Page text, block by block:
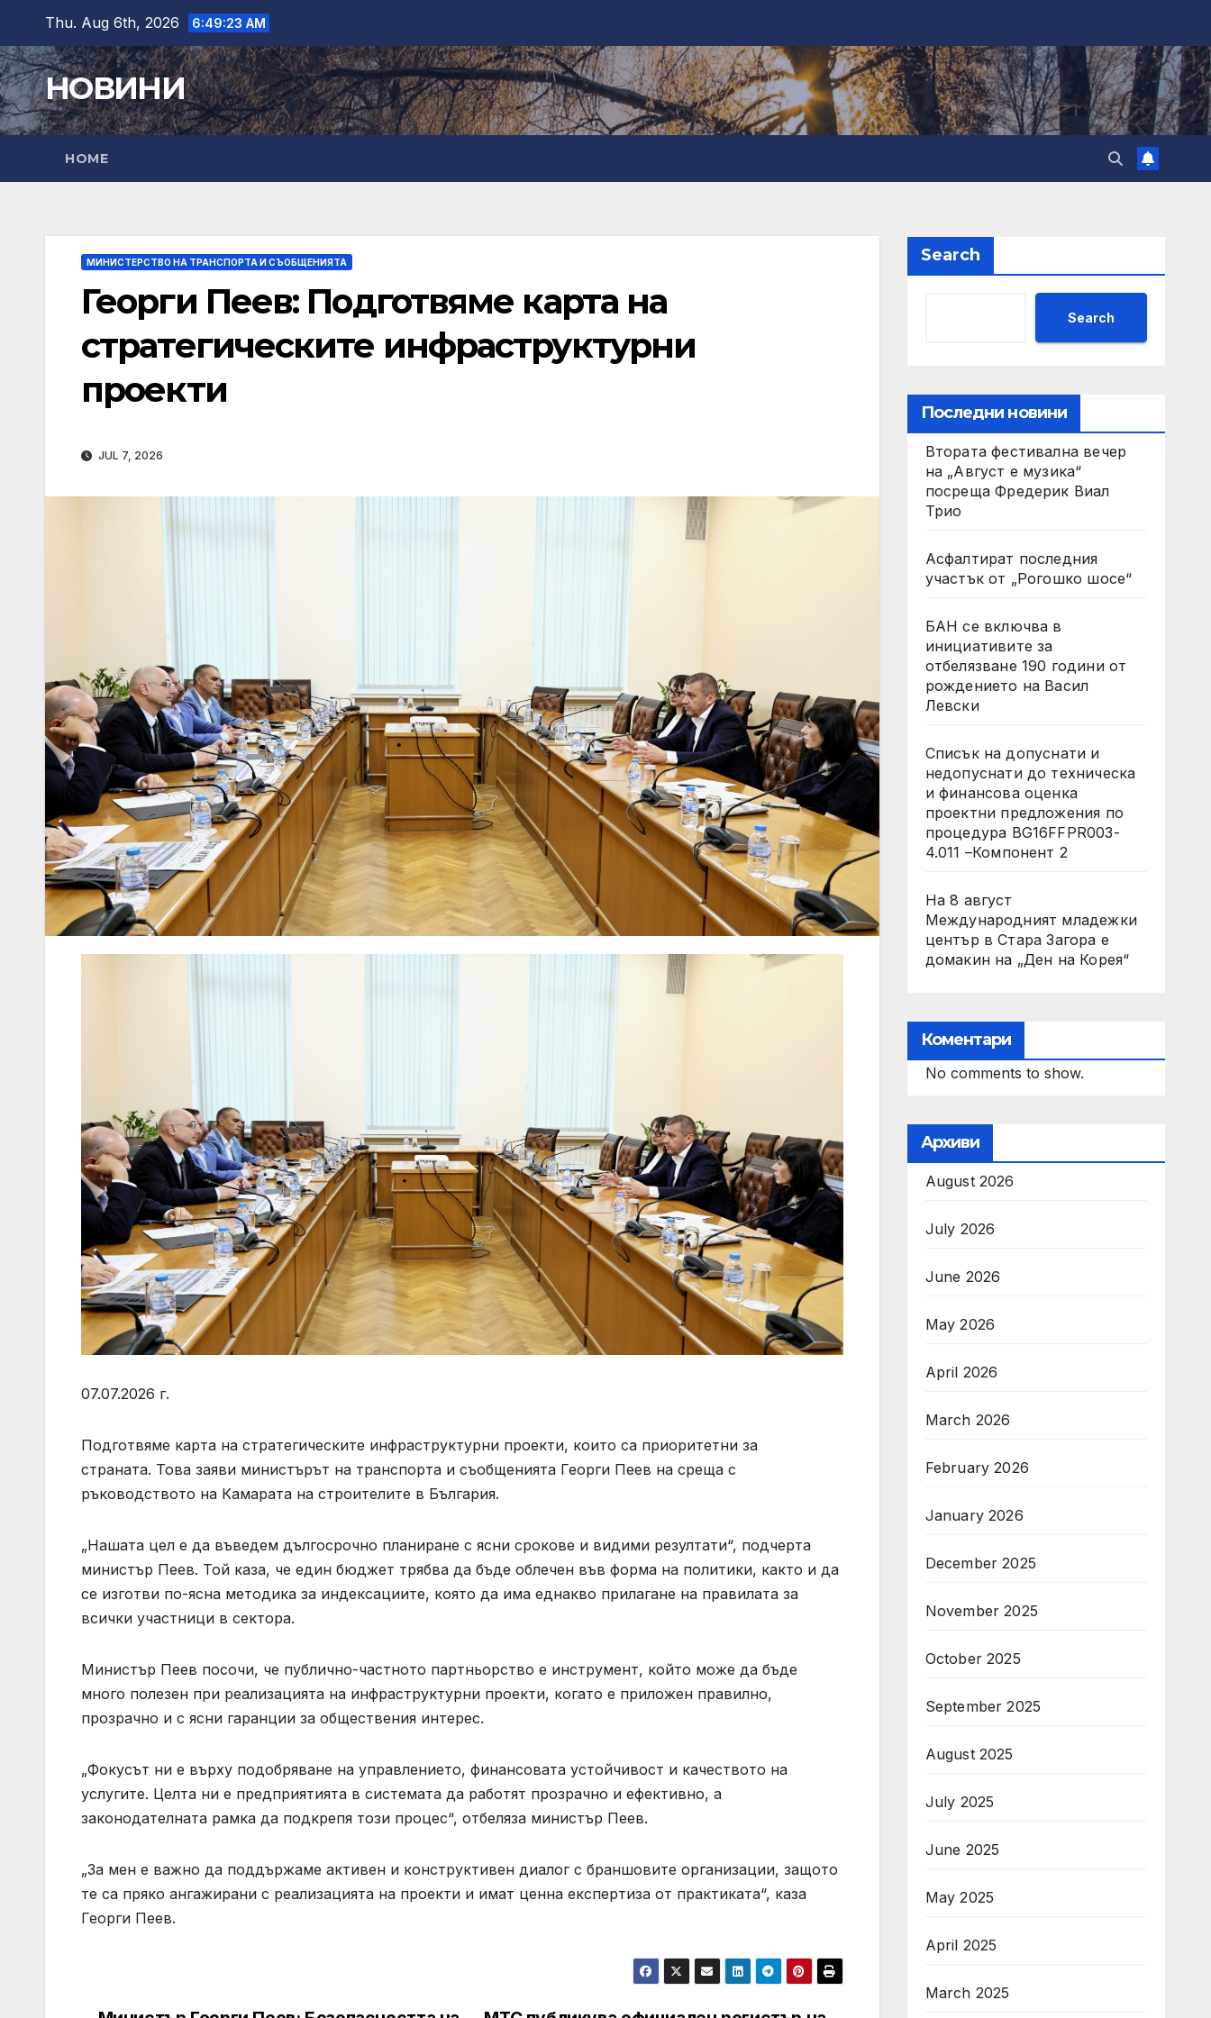
content
Thu. Aug 6th, 2026 6:49:25 AM
НОВИНИ
HOME
МИНИСТЕРСТВО НА ТРАНСПОРТА И СЪОБЩЕНИЯТА
Георги Пеев: Подготвяме карта на
стратегическите инфраструктурни
проекти
JUL 7, 2026
07.07.2026 г.
Подготвяме карта на стратегическите инфраструктурни проекти, които са приоритетни за
страната. Това заяви министърът на транспорта и съобщенията Георги Пеев на среща с
ръководството на Камарата на строителите в България.
„Нашата цел е да въведем дългосрочно планиране с ясни срокове и видими резултати“, подчерта
министър Пеев. Той каза, че един бюджет трябва да бъде облечен във форма на политики, както и да
се изготви по-ясна методика за индексациите, която да има еднакво прилагане на правилата за
всички участници в сектора.
Министър Пеев посочи, че публично-частното партньорство е инструмент, който може да бъде
много полезен при реализацията на инфраструктурни проекти, когато е приложен правилно,
прозрачно и с ясни гаранции за обществения интерес.
„Фокусът ни е върху подобряване на управлението, финансовата устойчивост и качеството на
услугите. Целта ни е предприятията в системата да работят прозрачно и ефективно, а
законодателната рамка да подкрепя този процес“, отбеляза министър Пеев.
„За мен е важно да поддържаме активен и конструктивен диалог с браншовите организации, защото
те са пряко ангажирани с реализацията на проекти и имат ценна експертиза от практиката“, каза
Георги Пеев.
Search
Search
Последни новини
Втората фестивална вечер
на „Август е музика“
посреща Фредерик Виал
Трио
Асфалтират последния
участък от „Рогошко шосе“
БАН се включва в
инициативите за
отбелязване 190 години от
рождението на Васил
Левски
Списък на допуснати и
недопуснати до техническа
и финансова оценка
проектни предложения по
процедура BG16FFPR003-
4.011 –Компонент 2
На 8 август
Международният младежки
център в Стара Загора е
домакин на „Ден на Корея“
Коментари
No comments to show.
Архиви
August 2026
July 2026
June 2026
May 2026
April 2026
March 2026
February 2026
January 2026
December 2025
November 2025
October 2025
September 2025
August 2025
July 2025
June 2025
May 2025
April 2025
March 2025